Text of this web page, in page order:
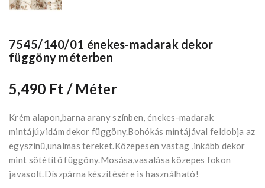
7545/140/01 énekes-madarak dekor
függöny méterben
5,490 Ft / Méter
Krém alapon,barna arany színben, énekes-madarak
mintájú,vidám dekor függöny.Bohókás mintájával feldobja az
egyszínű,unalmas tereket.Közepesen vastag ,inkább dekor
mint sötétítő függöny.Mosása,vasalása közepes fokon
javasolt.Díszpárna készítésére is használható!